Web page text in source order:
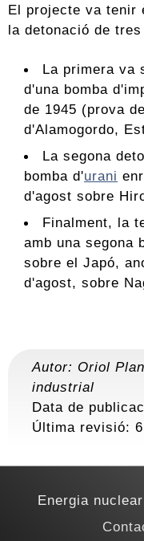
El projecte va tenir
la detonació de
La primera va
d'una bomba
de 1945 (prova
d'Alamogordo,
La segona
bomba d'urani
d'agost sobre
Finalment, la
amb una segona
sobre el Japó,
d'agost, sobre
Autor: Oriol
industrial
Data de
Última revisió:
Energia nuclear